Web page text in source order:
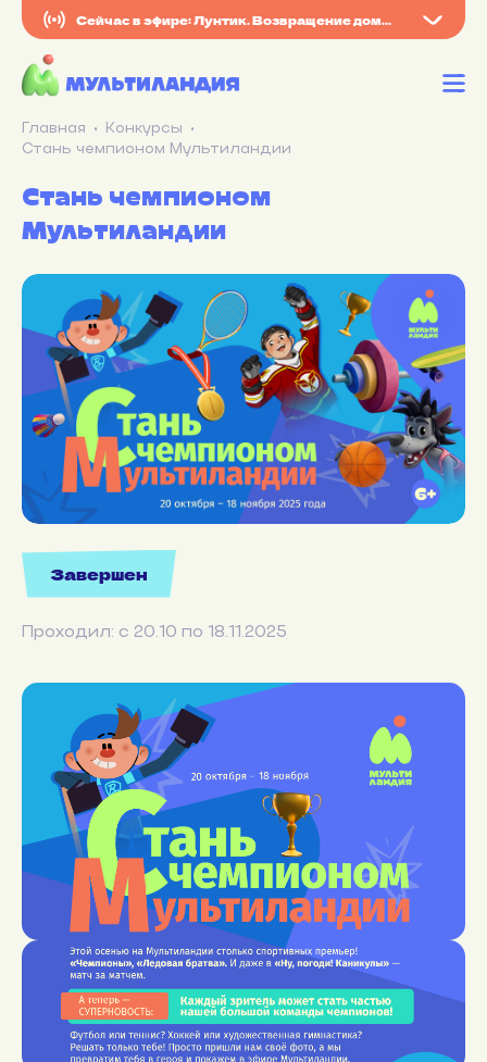
Сейчас в эфире: Лунтик. Возвращение домой
Главная
Конкурсы
Стань чемпионом Мультиландии
Стань чемпионом
Мультиландии
Завершен
Проходил: с 20.10 по 18.11.2025